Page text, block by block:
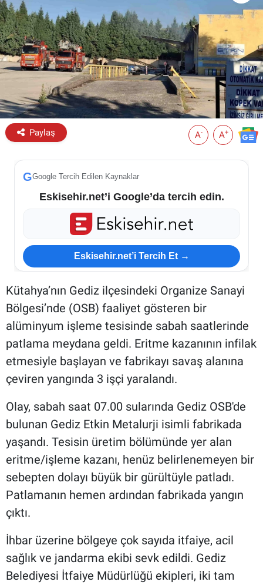
Paylaş A- A+
GGoogle Tercih Edilen Kaynaklar
Eskisehir.net’i Google’da tercih edin.
Eskisehir.net’i Tercih Et →
Kütahya’nın Gediz ilçesindeki Organize Sanayi
Bölgesi’nde (OSB) faaliyet gösteren bir
alüminyum işleme tesisinde sabah saatlerinde
patlama meydana geldi. Eritme kazanının infilak
etmesiyle başlayan ve fabrikayı savaş alanına
çeviren yangında 3 işçi yaralandı.
Olay, sabah saat 07.00 sularında Gediz OSB'de
bulunan Gediz Etkin Metalurji isimli fabrikada
yaşandı. Tesisin üretim bölümünde yer alan
eritme/işleme kazanı, henüz belirlenemeyen bir
sebepten dolayı büyük bir gürültüyle patladı.
Patlamanın hemen ardından fabrikada yangın
çıktı.
İhbar üzerine bölgeye çok sayıda itfaiye, acil
sağlık ve jandarma ekibi sevk edildi. Gediz
Belediyesi İtfaiye Müdürlüğü ekipleri, iki tam
Eskişehir Haber İçerikleri
Eskişehir Hava Durumu
Eskişehir Tramvay Saatleri
Eskişehir Otobüs Saatleri